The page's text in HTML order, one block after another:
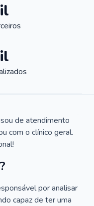
de atendimento
com o clínico geral.
por analisar
capaz de ter uma